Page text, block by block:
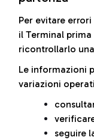
Per evitare
il Terminal
ricontrollarlo
Le informazioni
variazioni
seguire